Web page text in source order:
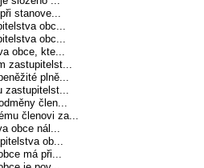
stanove...
obc...
obc...
obce, kte...
zastupitelst...
plně...
zastupitelst...
člen...
členovi za...
obce nál...
ob...
má při...